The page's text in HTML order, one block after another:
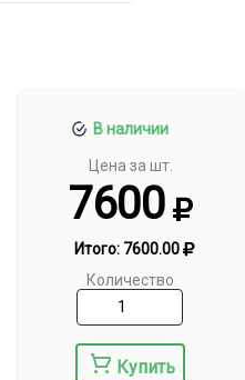
В наличии
Цена за шт.
7600
Итого: 7600.00
Количество
Купить